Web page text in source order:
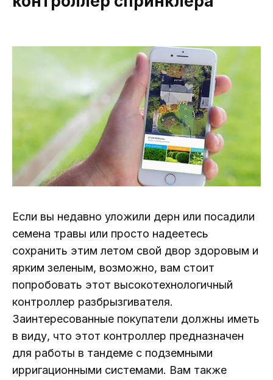
Если вы недавно уложили дерн или посадили
семена травы или просто надеетесь
сохранить этим летом свой двор здоровым и
ярким зеленым, возможно, вам стоит
попробовать этот высокотехнологичный
контроллер разбрызгивателя.
Заинтересованные покупатели должны иметь
в виду, что этот контроллер предназначен
для работы в тандеме с подземными
ирригационными системами. Вам также